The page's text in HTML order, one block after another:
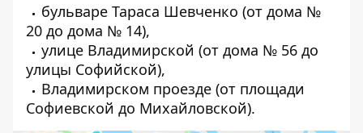
бульваре Тараса Шевченко (от дома №
20 до дома № 14),
улице Владимирской (от дома № 56 до
улицы Софийской),
Владимирском проезде (от площади
Софиевской до Михайловской).